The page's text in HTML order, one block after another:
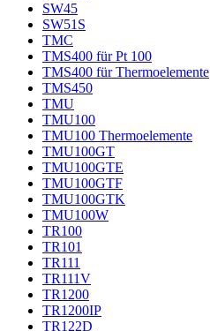
SW45
SW51S
TMC
TMS400 für Pt 100
TMS400 für Thermoelemente
TMS450
TMU
TMU100
TMU100 Thermoelemente
TMU100GT
TMU100GTE
TMU100GTF
TMU100GTK
TMU100W
TR100
TR101
TR111
TR111V
TR1200
TR1200IP
TR122D